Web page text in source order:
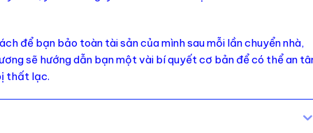
để bạn bảo toàn tài sản của mình sau mỗi lần chuyển nhà,
sẽ hướng dẫn bạn một vài bí quyết cơ bản để có thể an
thất lạc.